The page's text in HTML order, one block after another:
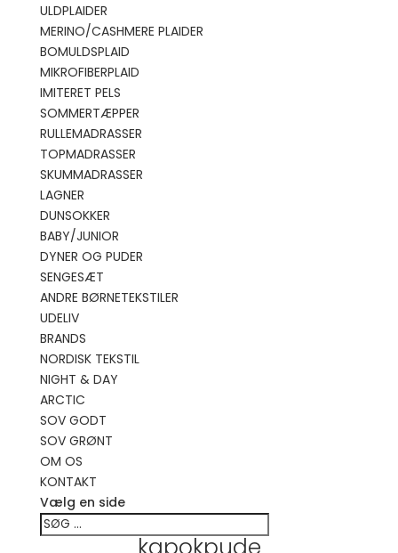
ULDPLAIDER
MERINO/CASHMERE PLAIDER
BOMULDSPLAID
MIKROFIBERPLAID
IMITERET PELS
SOMMERTÆPPER
RULLEMADRASSER
TOPMADRASSER
SKUMMADRASSER
LAGNER
DUNSOKKER
BABY/JUNIOR
DYNER OG PUDER
SENGESÆT
ANDRE BØRNETEKSTILER
UDELIV
BRANDS
NORDISK TEKSTIL
NIGHT & DAY
ARCTIC
SOV GODT
SOV GRØNT
OM OS
KONTAKT
Vælg en side